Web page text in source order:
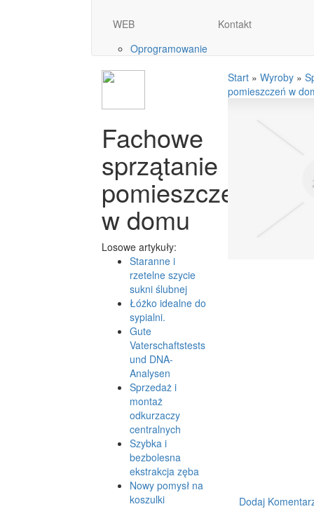
WEB
Oprogramowanie
Kontakt
Fachowe
sprzątanie
pomieszczeń
w domu
Losowe artykuły:
Staranne i
rzetelne szycie
sukni ślubnej
Łóżko idealne do
sypialni.
Gute
Vaterschaftstests
und DNA-
Analysen
Sprzedaż i
montaż
odkurzaczy
centralnych
Szybka i
bezbolesna
ekstrakcja zęba
Nowy pomysł na
koszulki
Start » Wyroby »
pomieszczeń w
Dodaj